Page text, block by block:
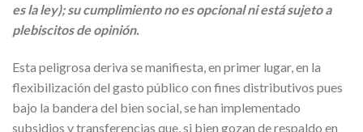
es la ley); su cumplimiento no es opcional ni está sujeto a
plebiscitos de opinión.
Esta peligrosa deriva se manifiesta, en primer lugar, en la
flexibilización del gasto público con fines distributivos pues
bajo la bandera del bien social, se han implementado
subsidios y transferencias que, si bien gozan de respaldo en